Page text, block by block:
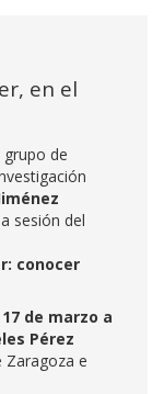
en el
grupo de
sesión del
conocer
de marzo a
Pérez
Zaragoza e